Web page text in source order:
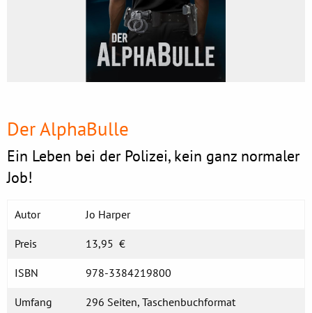
Der AlphaBulle
Ein Leben bei der Polizei, kein ganz normaler
Job!
Autor Jo Harper
Preis 13,95 €
ISBN 978-3384219800
Umfang 296 Seiten, Taschenbuchformat